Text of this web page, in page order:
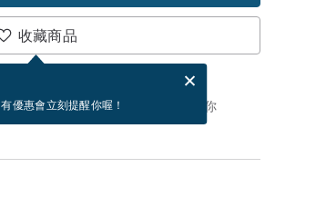
收藏商品
優惠會立刻提醒你喔！
送電子賀卡。
電子賀卡是什麼？
要排隊」，當有貨會主動發信通知你